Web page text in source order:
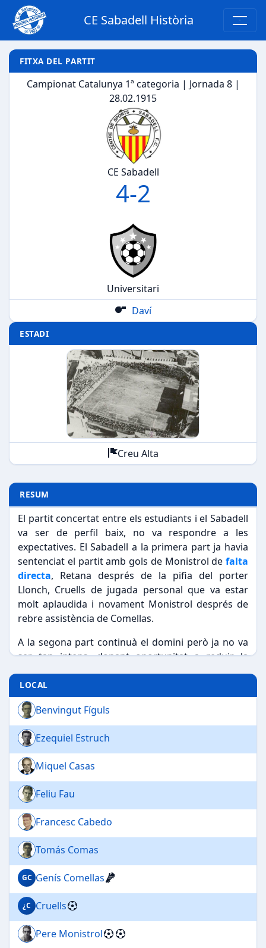
CE Sabadell Història
FITXA DEL PARTIT
Campionat Catalunya 1ª categoria | Jornada 8 |
28.02.1915
CE Sabadell
4-2
Universitari
Daví
ESTADI
Creu Alta
RESUM
El partit concertat entre els estudiants i el Sabadell
va ser de perfil baix, no va respondre a les
expectatives. El Sabadell a la primera part ja havia
sentenciat el partit amb gols de Monistrol de falta
directa, Retana després de la pifia del porter
Llonch, Cruells de jugada personal que va estar
molt aplaudida i novament Monistrol després de
rebre assistència de Comellas.
A la segona part continuà el domini però ja no va
ser tan intens, donant oportunitat a reduir la
distància, primer en un serveid de cantonada i
després mitjançant jugada personal d'Armet. Com
a curiositat cal destacar queel linier Moix, es va
retirar del partitpel fet que l'àrbitre principal el Sr.
Daví no va atendre els seus senyals. El públic va
estar molt callat un cop es guanyava quatre a zero,
però en encaixar dos gols va començar a esverar-
se. “El nostre públic és així, patriota i cridaner i la
major part d'ell ignorant de les més elementals
regles del futbol” deia la premsa local. Pel Sabadell
jugaren molt bé Cabedo, Monistrol, Casas i
Cruells.
LOCAL
Benvingut Fíguls
Ezequiel Estruch
Miquel Casas
Feliu Fau
Francesc Cabedo
Tomás Comas
GC Genís Comellas
¿C Cruells
Pere Monistrol